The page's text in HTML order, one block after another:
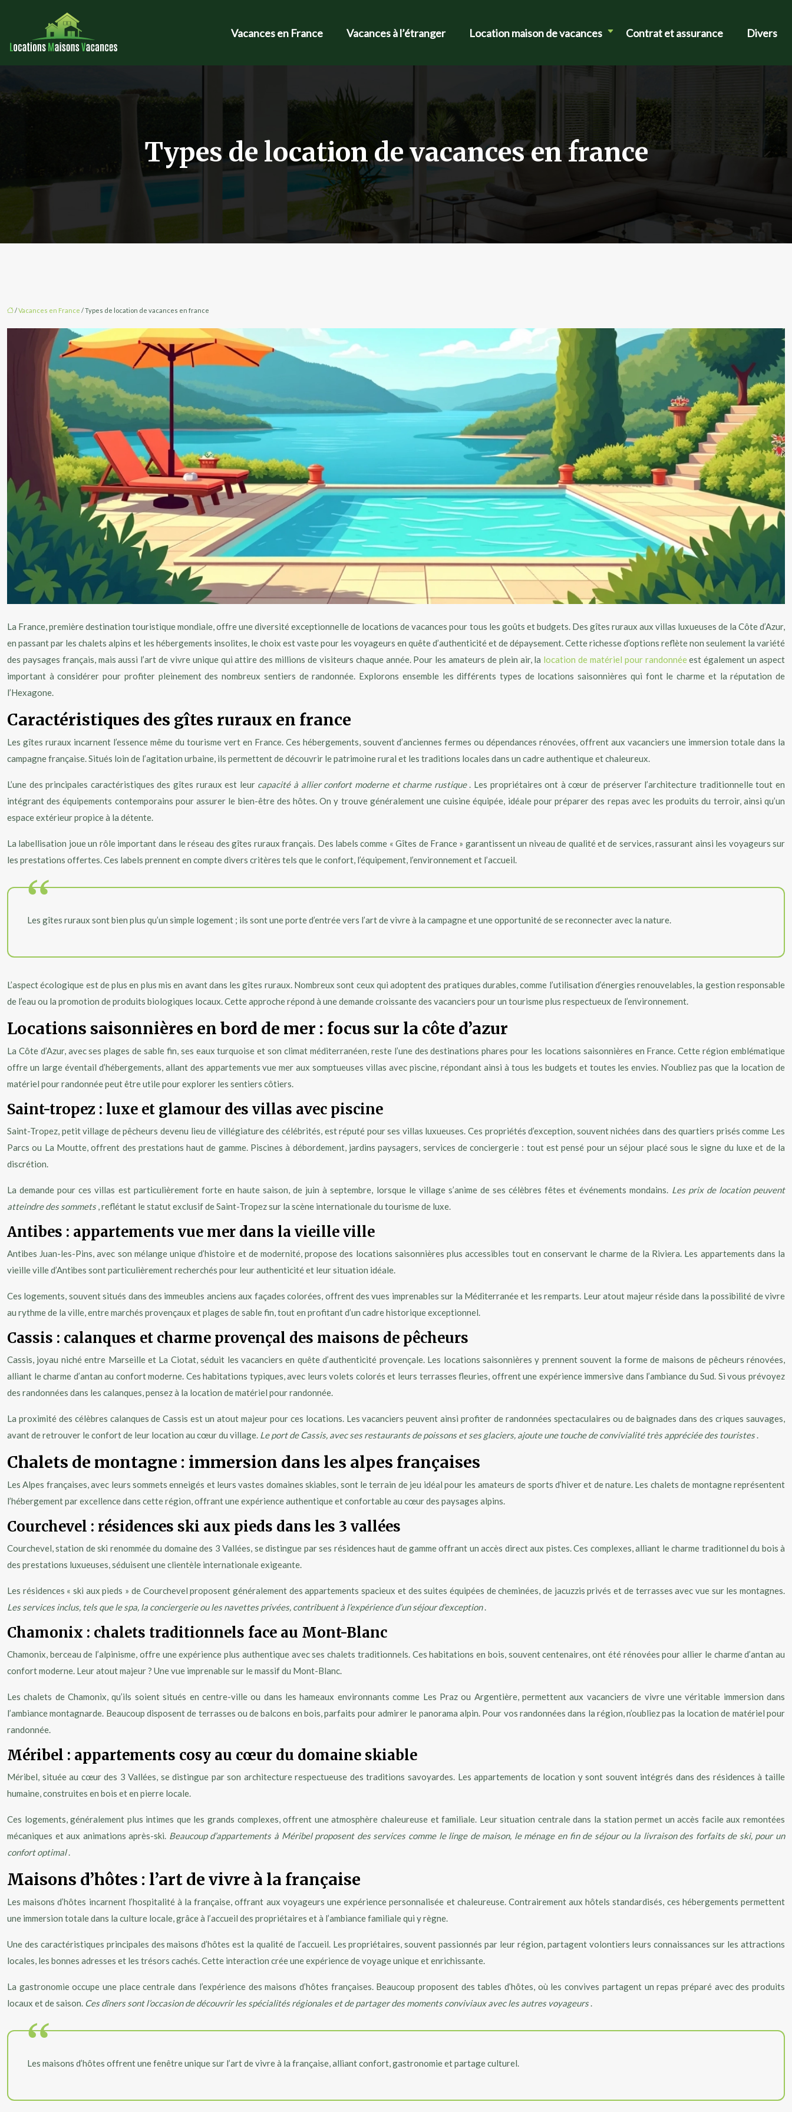
Vacances en France Vacances à l’étranger Location maison de vacances Contrat et assurance Divers
Types de location de vacances en france
/Vacances en France / Types de location de vacances en france
La France, première destination touristique mondiale, offre une diversité exceptionnelle de locations de vacances pour tous les goûts et budgets. Des gîtes ruraux aux villas luxueuses de la Côte d’Azur,
en passant par les chalets alpins et les hébergements insolites, le choix est vaste pour les voyageurs en quête d’authenticité et de dépaysement. Cette richesse d’options reflète non seulement la variété
des paysages français, mais aussi l’art de vivre unique qui attire des millions de visiteurs chaque année. Pour les amateurs de plein air, la location de matériel pour randonnéeest également un aspect
important à considérer pour profiter pleinement des nombreux sentiers de randonnée. Explorons ensemble les différents types de locations saisonnières qui font le charme et la réputation de
l’Hexagone.
Caractéristiques des gîtes ruraux en france
Les gîtes ruraux incarnent l’essence même du tourisme vert en France. Ces hébergements, souvent d’anciennes fermes ou dépendances rénovées, offrent aux vacanciers une immersion totale dans la
campagne française. Situés loin de l’agitation urbaine, ils permettent de découvrir le patrimoine rural et les traditions locales dans un cadre authentique et chaleureux.
L’une des principales caractéristiques des gîtes ruraux est leur capacité à allier confort moderne et charme rustique
. Les propriétaires ont à cœur de préserver l’architecture traditionnelle tout en
intégrant des équipements contemporains pour assurer le bien-être des hôtes. On y trouve généralement une cuisine équipée, idéale pour préparer des repas avec les produits du terroir, ainsi qu’un
espace extérieur propice à la détente.
La labellisation joue un rôle important dans le réseau des gîtes ruraux français. Des labels comme « Gîtes de France » garantissent un niveau de qualité et de services, rassurant ainsi les voyageurs sur
les prestations offertes. Ces labels prennent en compte divers critères tels que le confort, l’équipement, l’environnement et l’accueil.
Les gîtes ruraux sont bien plus qu’un simple logement ; ils sont une porte d’entrée vers l’art de vivre à la campagne et une opportunité de se reconnecter avec la nature.
L’aspect écologique est de plus en plus mis en avant dans les gîtes ruraux. Nombreux sont ceux qui adoptent des pratiques durables, comme l’utilisation d’énergies renouvelables, la gestion responsable
de l’eau ou la promotion de produits biologiques locaux. Cette approche répond à une demande croissante des vacanciers pour un tourisme plus respectueux de l’environnement.
Locations saisonnières en bord de mer : focus sur la côte d’azur
La Côte d’Azur, avec ses plages de sable fin, ses eaux turquoise et son climat méditerranéen, reste l’une des destinations phares pour les locations saisonnières en France. Cette région emblématique
offre un large éventail d’hébergements, allant des appartements vue mer aux somptueuses villas avec piscine, répondant ainsi à tous les budgets et toutes les envies. N’oubliez pas que la location de
matériel pour randonnée peut être utile pour explorer les sentiers côtiers.
Saint-tropez : luxe et glamour des villas avec piscine
Saint-Tropez, petit village de pêcheurs devenu lieu de villégiature des célébrités, est réputé pour ses villas luxueuses. Ces propriétés d’exception, souvent nichées dans des quartiers prisés comme Les
Parcs ou La Moutte, offrent des prestations haut de gamme. Piscines à débordement, jardins paysagers, services de conciergerie : tout est pensé pour un séjour placé sous le signe du luxe et de la
discrétion.
La demande pour ces villas est particulièrement forte en haute saison, de juin à septembre, lorsque le village s’anime de ses célèbres fêtes et événements mondains.
Les prix de location peuvent
atteindre des sommets , reflétant le statut exclusif de Saint-Tropez sur la scène internationale du tourisme de luxe.
Antibes : appartements vue mer dans la vieille ville
Antibes Juan-les-Pins, avec son mélange unique d’histoire et de modernité, propose des locations saisonnières plus accessibles tout en conservant le charme de la Riviera. Les appartements dans la
vieille ville d’Antibes sont particulièrement recherchés pour leur authenticité et leur situation idéale.
Ces logements, souvent situés dans des immeubles anciens aux façades colorées, offrent des vues imprenables sur la Méditerranée et les remparts. Leur atout majeur réside dans la possibilité de vivre
au rythme de la ville, entre marchés provençaux et plages de sable fin, tout en profitant d’un cadre historique exceptionnel.
Cassis : calanques et charme provençal des maisons de pêcheurs
Cassis, joyau niché entre Marseille et La Ciotat, séduit les vacanciers en quête d’authenticité provençale. Les locations saisonnières y prennent souvent la forme de maisons de pêcheurs rénovées,
alliant le charme d’antan au confort moderne. Ces habitations typiques, avec leurs volets colorés et leurs terrasses fleuries, offrent une expérience immersive dans l’ambiance du Sud. Si vous prévoyez
des randonnées dans les calanques, pensez à la location de matériel pour randonnée.
La proximité des célèbres calanques de Cassis est un atout majeur pour ces locations. Les vacanciers peuvent ainsi profiter de randonnées spectaculaires ou de baignades dans des criques sauvages,
avant de retrouver le confort de leur location au cœur du village. Le port de Cassis, avec ses restaurants de poissons et ses glaciers, ajoute une touche de convivialité très appréciée des touristes
Chalets de montagne : immersion dans les alpes françaises
Les Alpes françaises, avec leurs sommets enneigés et leurs vastes domaines skiables, sont le terrain de jeu idéal pour les amateurs de sports d’hiver et de nature. Les chalets de montagne représentent
l’hébergement par excellence dans cette région, offrant une expérience authentique et confortable au cœur des paysages alpins.
Courchevel : résidences ski aux pieds dans les 3 vallées
Courchevel, station de ski renommée du domaine des 3 Vallées, se distingue par ses résidences haut de gamme offrant un accès direct aux pistes. Ces complexes, alliant le charme traditionnel du bois à
des prestations luxueuses, séduisent une clientèle internationale exigeante.
Les résidences « ski aux pieds » de Courchevel proposent généralement des appartements spacieux et des suites équipées de cheminées, de jacuzzis privés et de terrasses avec vue sur les montagnes.
Les services inclus, tels que le spa, la conciergerie ou les navettes privées, contribuent à l’expérience d’un séjour d’exception
Chamonix : chalets traditionnels face au Mont-Blanc
Chamonix, berceau de l’alpinisme, offre une expérience plus authentique avec ses chalets traditionnels. Ces habitations en bois, souvent centenaires, ont été rénovées pour allier le charme d’antan au
confort moderne. Leur atout majeur ? Une vue imprenable sur le massif du Mont-Blanc.
Les chalets de Chamonix, qu’ils soient situés en centre-ville ou dans les hameaux environnants comme Les Praz ou Argentière, permettent aux vacanciers de vivre une véritable immersion dans
l’ambiance montagnarde. Beaucoup disposent de terrasses ou de balcons en bois, parfaits pour admirer le panorama alpin. Pour vos randonnées dans la région, n’oubliez pas la location de matériel pour
randonnée.
Méribel : appartements cosy au cœur du domaine skiable
Méribel, située au cœur des 3 Vallées, se distingue par son architecture respectueuse des traditions savoyardes. Les appartements de location y sont souvent intégrés dans des résidences à taille
humaine, construites en bois et en pierre locale.
Ces logements, généralement plus intimes que les grands complexes, offrent une atmosphère chaleureuse et familiale. Leur situation centrale dans la station permet un accès facile aux remontées
mécaniques et aux animations après-ski.
Beaucoup d’appartements à Méribel proposent des services comme le linge de maison, le ménage en fin de séjour ou la livraison des forfaits de ski, pour un
confort optimal
Maisons d’hôtes : l’art de vivre à la française
Les maisons d’hôtes incarnent l’hospitalité à la française, offrant aux voyageurs une expérience personnalisée et chaleureuse. Contrairement aux hôtels standardisés, ces hébergements permettent
une immersion totale dans la culture locale, grâce à l’accueil des propriétaires et à l’ambiance familiale qui y règne.
Une des caractéristiques principales des maisons d’hôtes est la qualité de l’accueil. Les propriétaires, souvent passionnés par leur région, partagent volontiers leurs connaissances sur les attractions
locales, les bonnes adresses et les trésors cachés. Cette interaction crée une expérience de voyage unique et enrichissante.
La gastronomie occupe une place centrale dans l’expérience des maisons d’hôtes françaises. Beaucoup proposent des tables d’hôtes, où les convives partagent un repas préparé avec des produits
locaux et de saison. Ces dîners sont l’occasion de découvrir les spécialités régionales et de partager des moments conviviaux avec les autres voyageurs
Les maisons d’hôtes offrent une fenêtre unique sur l’art de vivre à la française, alliant confort, gastronomie et partage culturel.